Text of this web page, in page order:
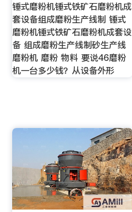
锤式磨粉机锤式铁矿石磨粉机成
套设备组成磨粉生产线制 锤式
磨粉机锤式铁矿石磨粉机成套设
备 组成磨粉生产线制砂生产线
磨粉机 磨粉 物料 要说46磨粉
机一台多少钱？从设备外形